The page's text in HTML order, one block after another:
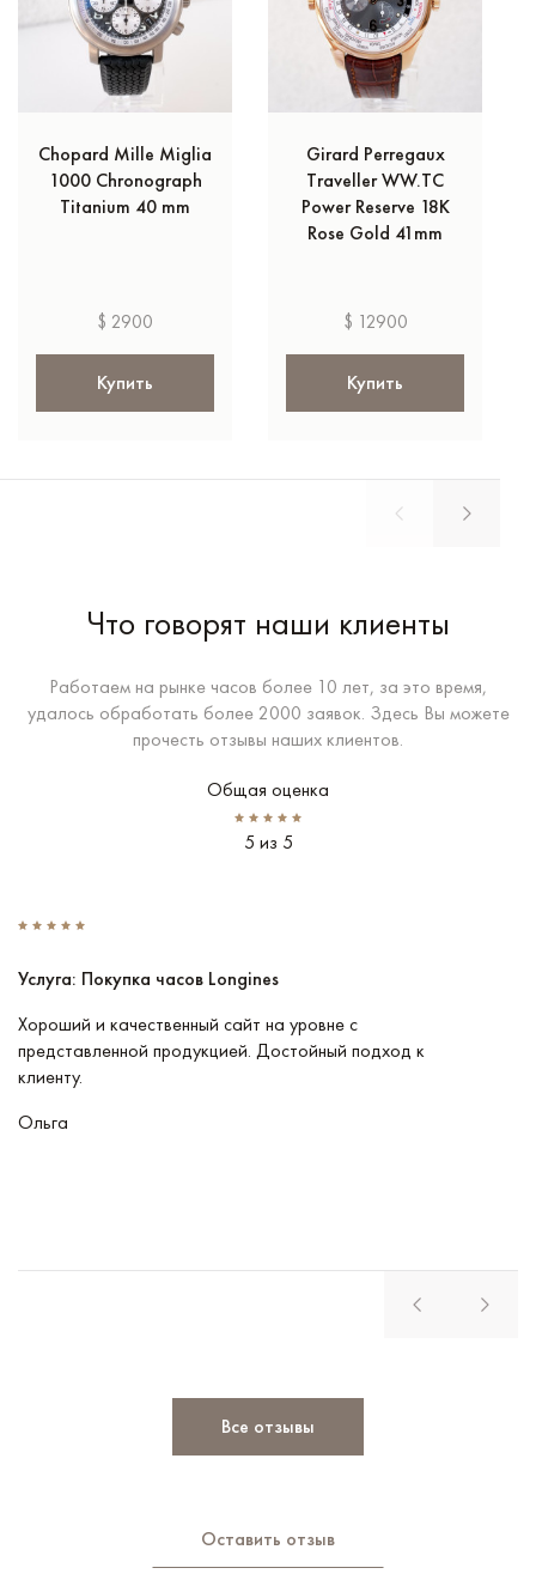
Chopard Mille Miglia
1000 Chronograph
Titanium 40 mm
$ 2900
Купить
Girard Perregaux
Traveller WW.TC
Power Reserve 18K
Rose Gold 41mm
$ 12900
Купить
Что говорят наши клиенты
Работаем на рынке часов более 10 лет, за это время,
удалось обработать более 2000 заявок. Здесь Вы можете
прочесть отзывы наших клиентов.
Общая оценка
5 из 5
Услуга: Покупка часов Longines
Хороший и качественный сайт на уровне с
представленной продукцией. Достойный подход к
клиенту.
Ольга
Все отзывы
Оставить отзыв